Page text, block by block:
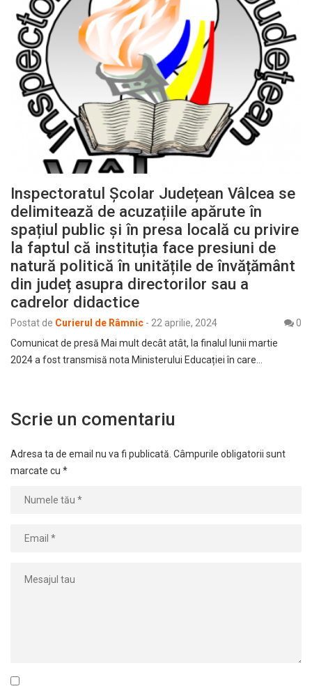
Inspectoratul Școlar Județean Vâlcea se
delimitează de acuzațiile apărute în
spațiul public și în presa locală cu privire
la faptul că instituția face presiuni de
natură politică în unitățile de învățământ
din județ asupra directorilor sau a
cadrelor didactice
Postat de Curierul de Râmnic - 22 aprilie, 2024
0
Comunicat de presă Mai mult decât atât, la finalul lunii martie
2024 a fost transmisă nota Ministerului Educației în care…
Scrie un comentariu
Adresa ta de email nu va fi publicată. Câmpurile obligatorii sunt
marcate cu *